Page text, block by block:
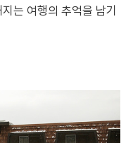
는 여행의 추억을 남기